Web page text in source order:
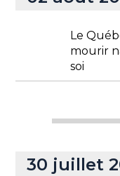
Le
mourir
soi
30 juillet